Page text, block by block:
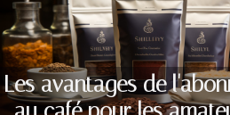
Les avantages de